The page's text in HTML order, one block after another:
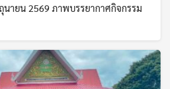
ายน 2569 ภาพบรรยากาศกิจกรรม